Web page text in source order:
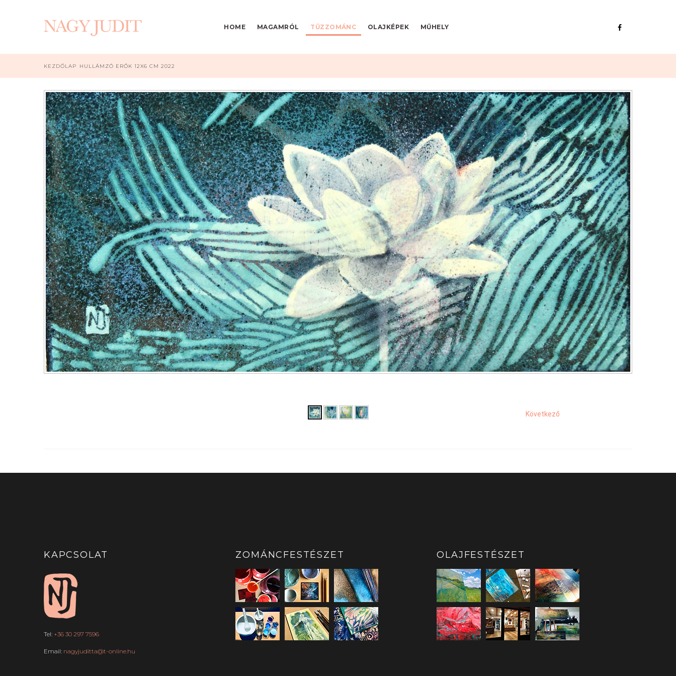
HOME MAGAMRÓL TŰZZOMÁNC OLAJKÉPEK MŰHELY
KEZDŐLAP HULLÁMZÓ ERŐK 12X6 CM 2022
Következő
KAPCSOLAT
Tel: +36 30 297 7596
Email: nagyjuditta@t-online.hu
ZOMÁNCFESTÉSZET OLAJFESTÉSZET